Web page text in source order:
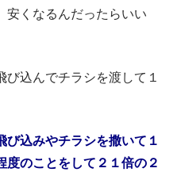
安くなるんだったらいい
込んでチラシを渡して１
込みやチラシを撒いて１
度のことをして２１倍の２